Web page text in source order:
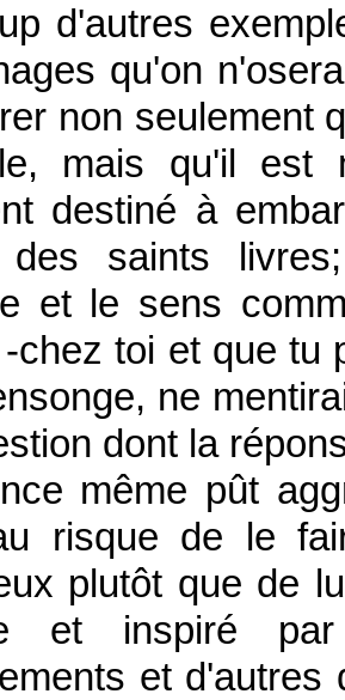
d'autres
qu'on
non seulement
mais qu'il est
destiné à
des saints
et le sens
chez toi et que tu
ne
dont la
même pût
risque de le
plutôt que de
et inspiré
et